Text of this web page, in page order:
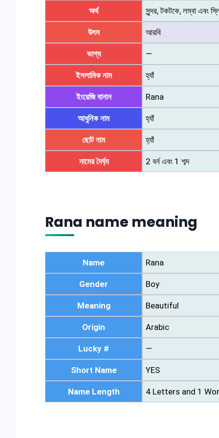
অর্থ সুন্দর, টকটকে, লম্বা এবং
উৎস আরবি
ভাগ্য —
ইসলামিক নাম হ্যাঁ
ইংরেজি বানান Rana
আধুনিক নাম হ্যাঁ
ছোট নাম হ্যাঁ
নামের দৈর্ঘ্য 2 বর্ন এবং 1 শব্দ
Rana name meaning
Name Rana
Gender Boy
Meaning Beautiful
Origin Arabic
Lucky # —
Short Name YES
Name Length 4 Letters and 1